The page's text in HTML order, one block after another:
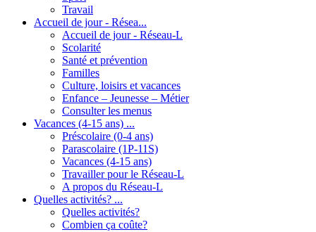
Travail
Accueil de jour - Résea...
Accueil de jour - Réseau-L
Scolarité
Santé et prévention
Familles
Culture, loisirs et vacances
Enfance – Jeunesse – Métier
Consulter les menus
Vacances (4-15 ans) ...
Préscolaire (0-4 ans)
Parascolaire (1P-11S)
Vacances (4-15 ans)
Travailler pour le Réseau-L
A propos du Réseau-L
Quelles activités? ...
Quelles activités?
Combien ça coûte?